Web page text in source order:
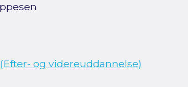
og videreuddannelse)